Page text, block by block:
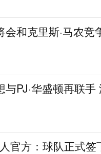
会和克里斯·马农
与PJ·华盛顿再联
官方：球队正式